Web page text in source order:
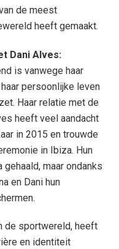
de meest
heeft gemaakt.
Dani Alves:
is vanwege haar
persoonlijke leven
Haar relatie met de
heeft veel aandacht
in 2015 en trouwde
in Ibiza. Hun
maar ondanks
en Dani hun
de sportwereld, heeft
en identiteit